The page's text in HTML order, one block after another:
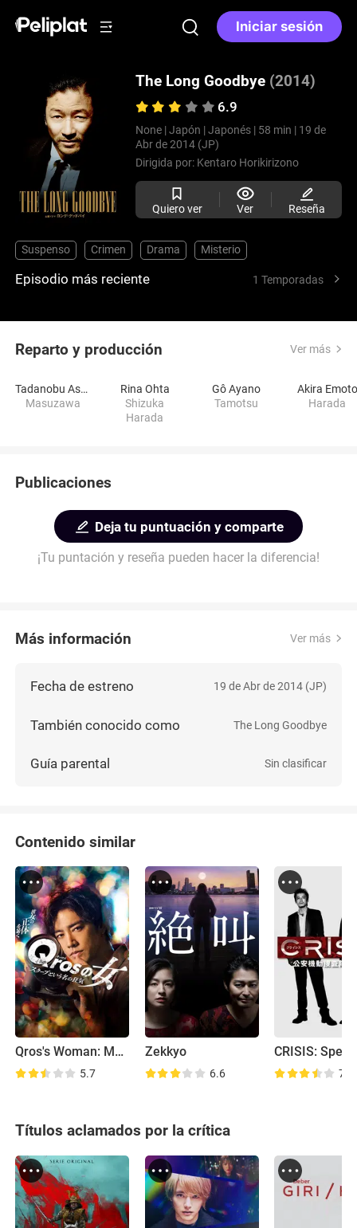
Iniciar sesión
The Long Goodbye (2014)
6.9
None | Japón | Japonés | 58 min | 19 de
Abr de 2014 (JP)
Dirigida por: Kentaro Horikirizono
Quiero ver Ver Reseña
Suspenso Crimen Drama Misterio
Episodio más reciente 1 Temporadas
Reparto y producción Ver más
Tadanobu Asano
Masuzawa
Rina Ohta
Shizuka
Harada
Gô Ayano
Tamotsu
Akira Emoto
Harada
Publicaciones
Deja tu puntuación y comparte
¡Tu puntación y reseña pueden hacer la diferencia!
Más información Ver más
Fecha de estreno 19 de Abr de 2014 (JP)
También conocido como The Long Goodbye
Guía parental Sin clasificar
Contenido similar
Qros's Woman: Madness Called Scoop
5.7
Zekkyo
6.6 7.0
Títulos aclamados por la crítica